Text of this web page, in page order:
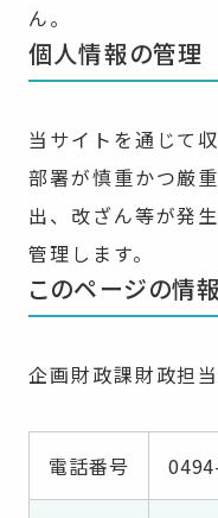
ん。
個人情報の管理
当サイトを通じて
部署が慎重かつ厳
出、改ざん等が発
管理します。
このページの情
企画財政課財政担当
電話番号